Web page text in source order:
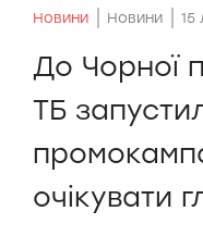
Новини Новини 15
До Чорної
ТБ
очікувати